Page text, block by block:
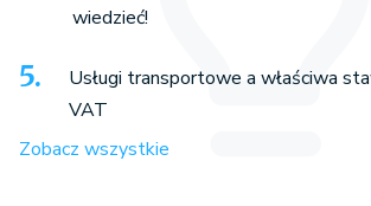
wiedzieć!
Usługi transportowe a właściwa
VAT
Zobacz wszystkie